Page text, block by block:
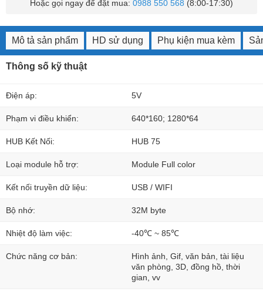
Hoặc gọi ngay để đặt mua: 0988 550 568 (8:00-17:30)
Mô tả sản phẩm HD sử dụng Phụ kiện mua kèm
Thông số kỹ thuật
Điện áp: 5V
Phạm vi điều khiển: 640*160; 1280*64
HUB Kết Nối: HUB 75
Loại module hỗ trợ: Module Full color
Kết nối truyền dữ liệu: USB / WIFI
Bộ nhớ: 32M byte
Nhiệt độ làm việc: -40℃ ~ 85℃
Chức năng cơ bản:
Hình ảnh, Gif, văn bản, tài liệu
văn phòng, 3D, đồng hồ, thời
gian, vv